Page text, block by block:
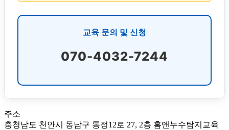
교육 문의 및 신청
070-4032-7244
주소
충청남도 천안시 동남구 통정12로 27, 2층 홈앤누수탐지교육